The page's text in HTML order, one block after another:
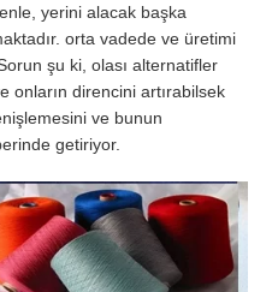
yerini alacak başka
orta vadede ve üretimi
şu ki, olası alternatifler
onların direncini artırabilsek
ve bunun
getiriyor.